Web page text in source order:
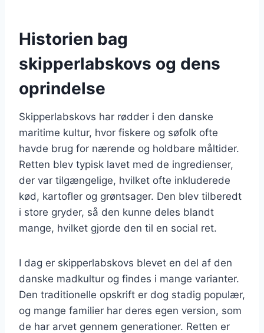
Historien bag
skipperlabskovs og dens
oprindelse
Skipperlabskovs har rødder i den danske
maritime kultur, hvor fiskere og søfolk ofte
havde brug for nærende og holdbare måltider.
Retten blev typisk lavet med de ingredienser,
der var tilgængelige, hvilket ofte inkluderede
kød, kartofler og grøntsager. Den blev tilberedt
i store gryder, så den kunne deles blandt
mange, hvilket gjorde den til en social ret.
I dag er skipperlabskovs blevet en del af den
danske madkultur og findes i mange varianter.
Den traditionelle opskrift er dog stadig populær,
og mange familier har deres egen version, som
de har arvet gennem generationer. Retten er